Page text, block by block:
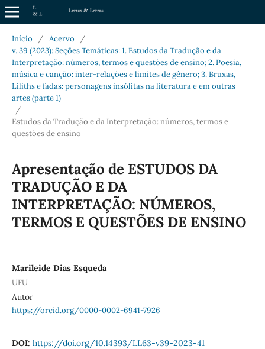
Início / Acervo
/
v. 39 (2023): Seções Temáticas: 1. Estudos da Tradução e da
Interpretação: números, termos e questões de ensino; 2. Poesia,
música e canção: inter-relações e limites de gênero; 3. Bruxas,
Liliths e fadas: personagens insólitas na literatura e em outras
artes (parte 1)
/
Estudos da Tradução e da Interpretação: números, termos e
questões de ensino
Apresentação de ESTUDOS DA
TRADUÇÃO E DA
INTERPRETAÇÃO: NÚMEROS,
TERMOS E QUESTÕES DE ENSINO
Marileide Dias Esqueda
UFU
Autor
https://orcid.org/0000-0002-6941-7926
DOI: https://doi.org/10.14393/LL63-v39-2023-41